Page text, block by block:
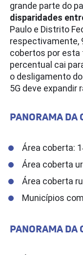
grande parte do
disparidades
Paulo e Distrito
respectivamente,
cobertos por esta
percentual cai
o desligamento
5G deve expandir
PANORAMA DA
Área coberta:
Área coberta
Área coberta
Municípios
PANORAMA DA